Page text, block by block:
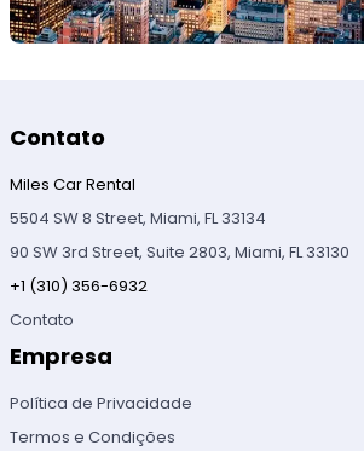
Contato
Miles Car Rental
5504 SW 8 Street, Miami, FL 33134
90 SW 3rd Street, Suite 2803, Miami, FL 33130
+1 (310) 356-6932
Contato
Empresa
Política de Privacidade
Termos e Condições